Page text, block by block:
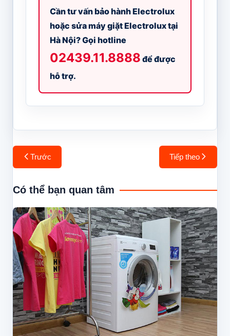
Cần tư vấn bảo hành Electrolux
hoặc sửa máy giặt Electrolux tại
Hà Nội? Gọi hotline
02439.11.8888 để được
hỗ trợ.
Điều
hướng
bài
Trước Tiếp theo
Có thể bạn quan tâm